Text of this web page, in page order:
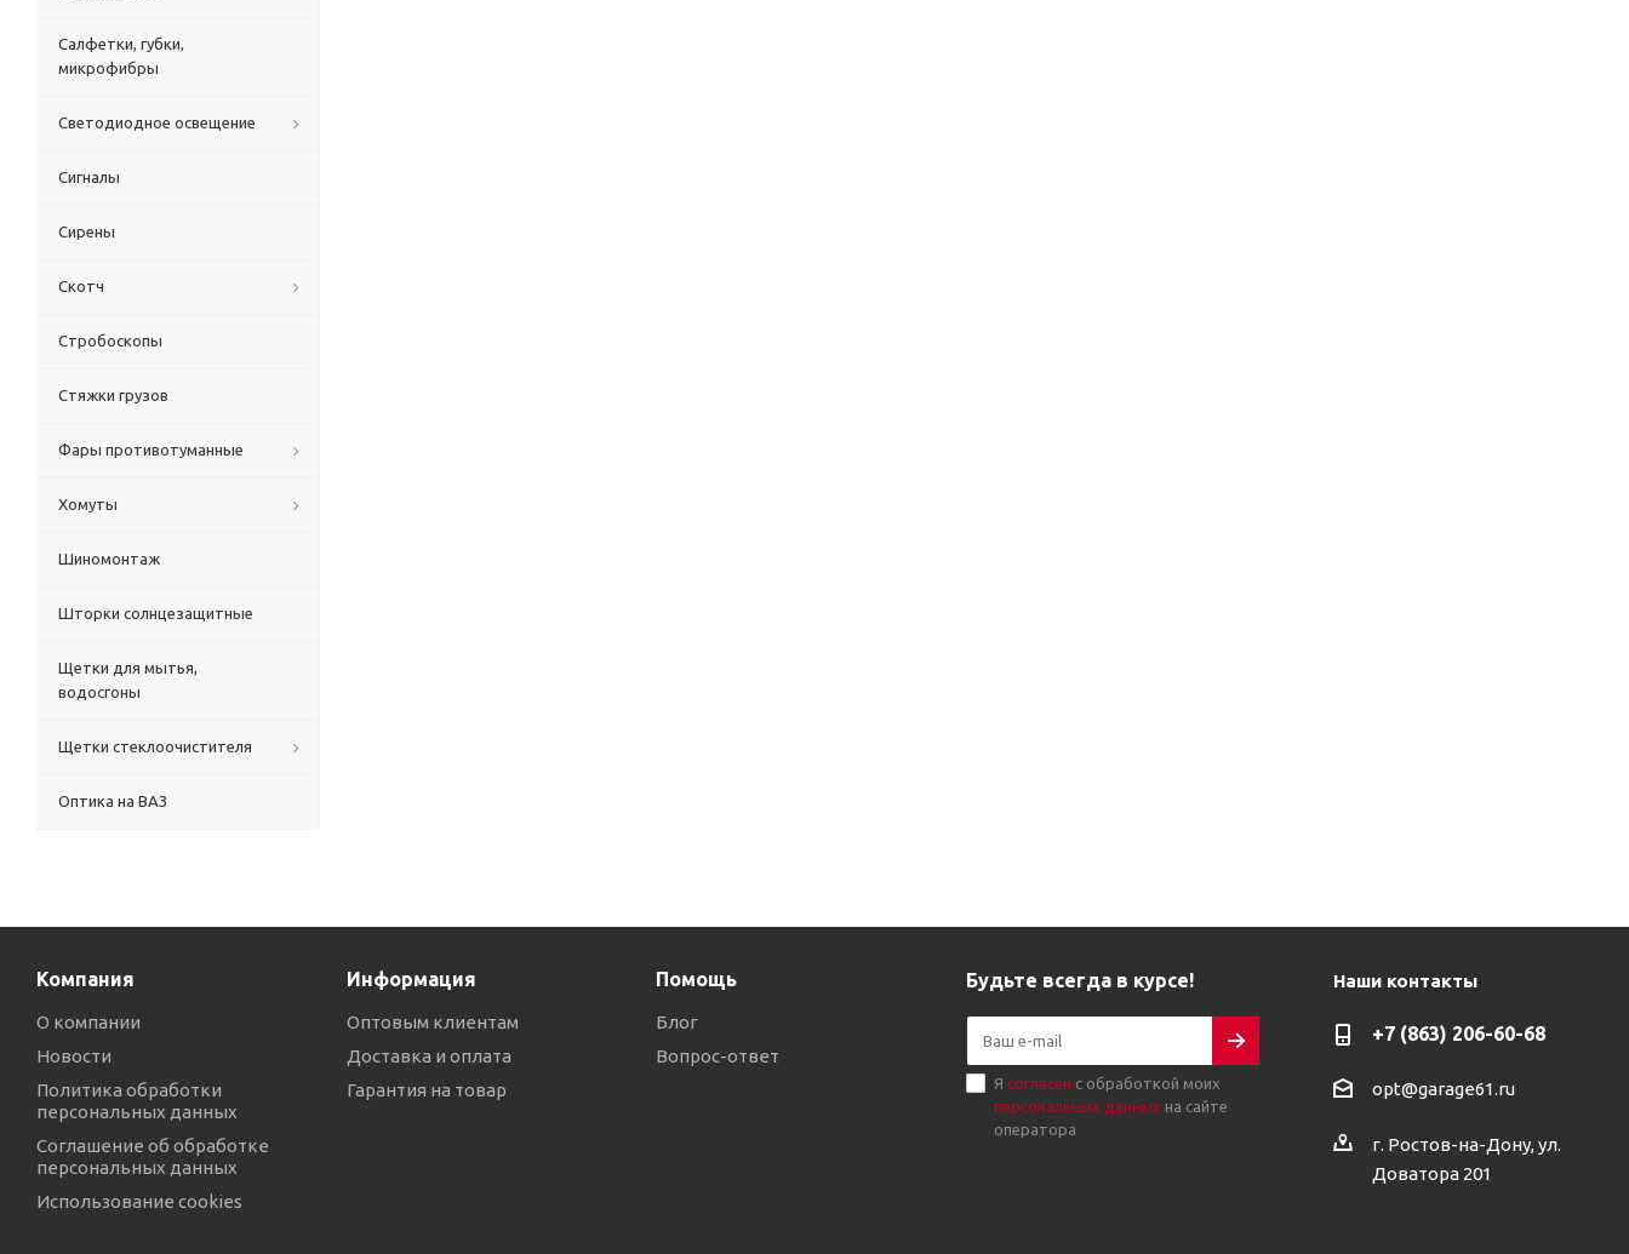
Салфетки, губки,
микрофибры
Светодиодное освещение
Сигналы
Сирены
Скотч
Стробоскопы
Стяжки грузов
Фары противотуманные
Хомуты
Шиномонтаж
Шторки солнцезащитные
Щетки для мытья,
водосгоны
Щетки стеклоочистителя
Оптика на ВАЗ
Компания
О компании
Новости
Политика обработки
персональных данных
Соглашение об обработке
персональных данных
Использование cookies
Информация
Оптовым клиентам
Доставка и оплата
Гарантия на товар
Помощь
Блог
Вопрос-ответ
Будьте всегда в курсе!
Я согласен с обработкой моих
персональных данных на сайте
оператора
Наши контакты
+7 (863) 206-60-68
opt@garage61.ru
г. Ростов-на-Дону, ул.
Доватора 201